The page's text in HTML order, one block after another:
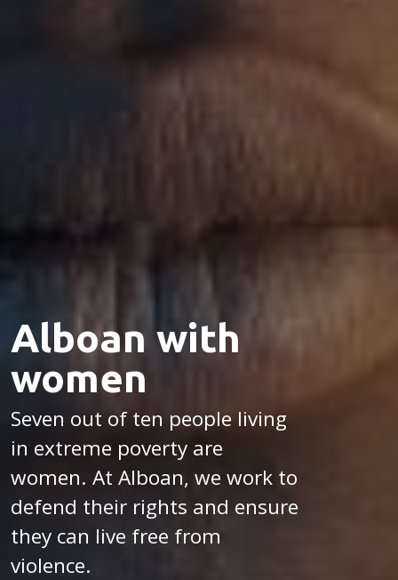
Alboan with
women
Seven out of ten people living
in extreme poverty are
women. At Alboan, we work to
defend their rights and ensure
they can live free from
violence.